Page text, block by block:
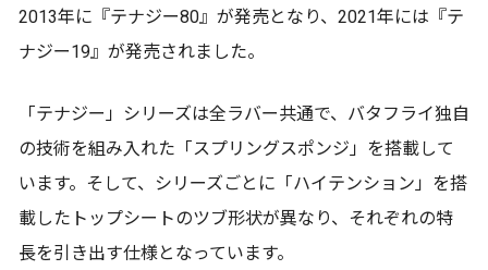
2013年に『テナジー80』が発売となり、2021年には『テ
ナジー19』が発売されました。
「テナジー」シリーズは全ラバー共通で、バタフライ独自
の技術を組み入れた「スプリングスポンジ」を搭載して
います。そして、シリーズごとに「ハイテンション」を搭
載したトップシートのツブ形状が異なり、それぞれの特
長を引き出す仕様となっています。